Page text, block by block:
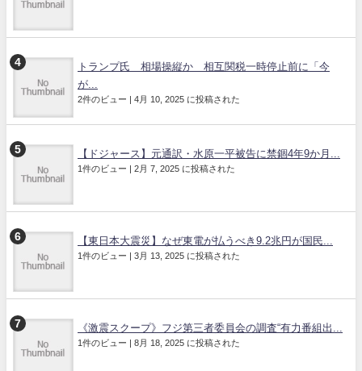
トランプ氏 相場操縦か 相互関税一時停止前に「今
が...
2件のビュー | 4月 10, 2025 に投稿された
【ドジャース】元通訳・水原一平被告に禁錮4年9か月...
1件のビュー | 2月 7, 2025 に投稿された
【東日本大震災】なぜ東電が払うべき9.2兆円が国民...
1件のビュー | 3月 13, 2025 に投稿された
《激震スクープ》フジ第三者委員会の調査“有力番組出...
1件のビュー | 8月 18, 2025 に投稿された